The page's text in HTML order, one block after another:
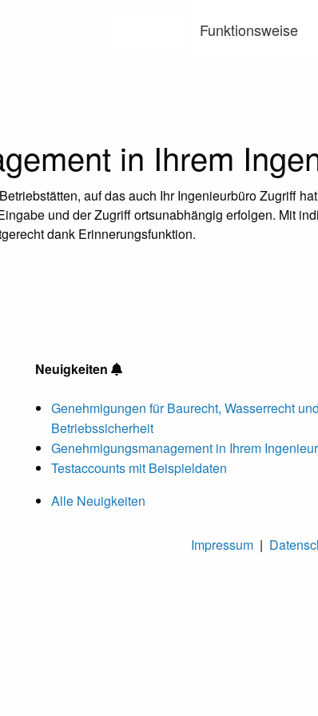
Funktionsweise
in Ihrem
auf das auch Ihr Ingenieurbüro Zugriff
und der Zugriff ortsunabhängig erfolgen. Mit
dank Erinnerungsfunktion.
Neuigkeiten
Genehmigungen für Baurecht, Wasserrecht und
Betriebssicherheit
Genehmigungsmanagement in Ihrem
Testaccounts mit Beispieldaten
Alle Neuigkeiten
Impressum |